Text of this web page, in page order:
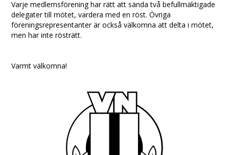
Varje medlemsförening har rätt att sända två befullmäktigade
delegater till mötet, vardera med en röst. Övriga
föreningsrepresentanter är också välkomna att delta i mötet,
men har inte rösträtt.
Varmt välkomna!